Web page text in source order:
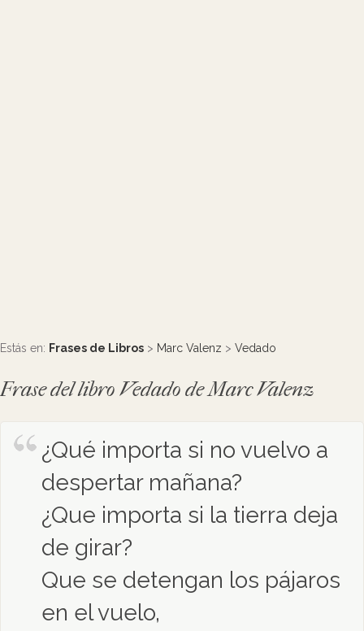
Estás en: Frases de Libros > Marc Valenz > Vedado
Frase del libro Vedado de Marc Valenz
¿Qué importa si no vuelvo a
despertar mañana?
¿Que importa si la tierra deja
de girar?
Que se detengan los pájaros
en el vuelo,